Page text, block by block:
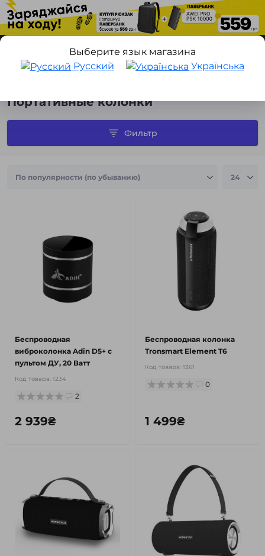
Портативные колонки
Выберите язык магазина
Русский
Українська
Фильтр
Беспроводная
виброколонка Adin D5+ с
пультом ДУ, 20 Ватт
Код товара: 1234
2
2 939₴
Беспроводная колонка
Tronsmart Element T6
Код товара: 1361
0
1 499₴